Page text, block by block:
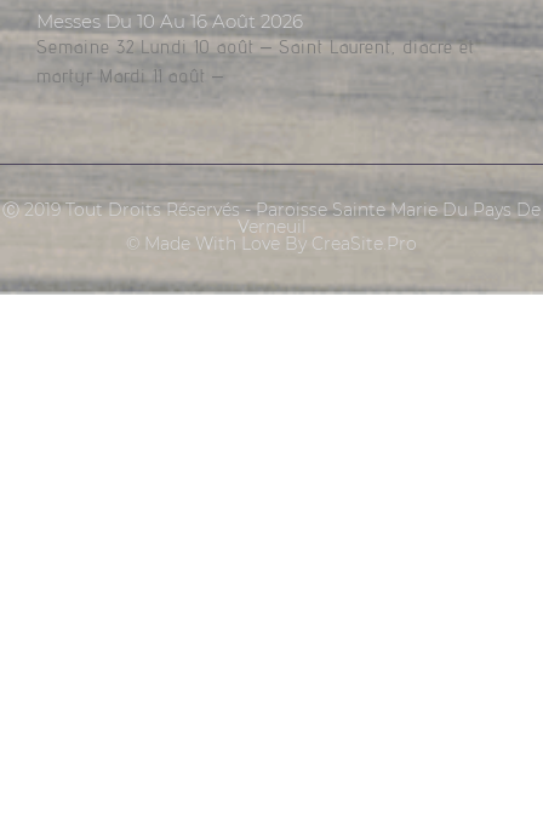
Messes Du 10 Au 16 Août 2026
Semaine 32 Lundi 10 août – Saint Laurent, diacre et
martyr Mardi 11 août –
Ⓒ 2019 Tout Droits Réservés - Paroisse Sainte Marie Du Pays De
Verneuil
© Made With Love By CreaSite.Pro